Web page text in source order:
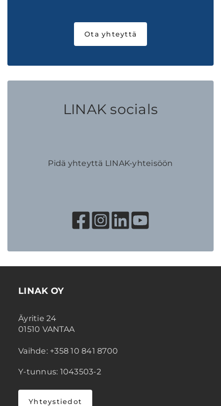
Ota yhteyttä
LINAK socials
Pidä yhteyttä LINAK-yhteisöön
LINAK OY
Äyritie 24
01510 VANTAA
Vaihde: +358 10 841 8700
Y-tunnus: 1043503-2
Yhteystiedot